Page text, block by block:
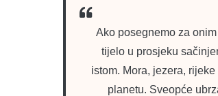
Ako posegnemo za
tijelo u prosjeku
istom. Mora, jezera,
planetu. Sveopće